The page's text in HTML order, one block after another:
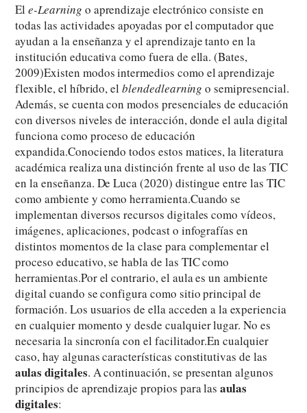
Ele-Learning o aprendizaje electrónico consiste en
todas las actividades apoyadas por el computador que
ayudan a la enseñanza y el aprendizaje tanto en la
institución educativa como fuera de ella. (Bates,
2009)Existen modos intermedios como el aprendizaje
flexible, el híbrido, elblendedlearning o semipresencial.
Además, se cuenta con modos presenciales de educación
con diversos niveles de interacción, donde el aula digital
funciona como proceso de educación
expandida.Conociendo todos estos matices, la literatura
académica realiza una distinción frente al uso de las TIC
en la enseñanza. De Luca (2020) distingue entre las TIC
como ambiente y como herramienta.Cuando se
implementan diversos recursos digitales como vídeos,
imágenes, aplicaciones, podcast o infografías en
distintos momentos de la clase para complementar el
proceso educativo, se habla de las TIC como
herramientas.Por el contrario, el aula es un ambiente
digital cuando se configura como sitio principal de
formación. Los usuarios de ella acceden a la experiencia
en cualquier momento y desde cualquier lugar. No es
necesaria la sincronía con el facilitador.En cualquier
caso, hay algunas características constitutivas de las
aulas digitales. A continuación, se presentan algunos
principios de aprendizaje propios para lasaulas
digitales: